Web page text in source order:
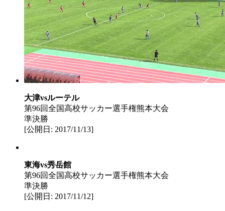
大津vsルーテル
第96回全国高校サッカー選手権熊本大会
準決勝
[公開日: 2017/11/13]
東海vs秀岳館
第96回全国高校サッカー選手権熊本大会
準決勝
[公開日: 2017/11/12]